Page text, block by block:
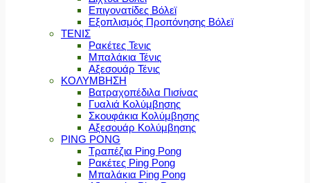
Επιγονατίδες Βόλεϊ
Εξοπλισμός Προπόνησης Βόλεϊ
ΤΕΝΙΣ
Ρακέτες Τενις
Μπαλάκια Τένις
Αξεσουάρ Τένις
ΚΟΛΥΜΒΗΣΗ
Βατραχοπέδιλα Πισίνας
Γυαλιά Κολύμβησης
Σκουφάκια Κολύμβησης
Αξεσουάρ Κολύμβησης
PING PONG
Τραπέζια Ping Pong
Ρακέτες Ping Pong
Μπαλάκια Ping Pong